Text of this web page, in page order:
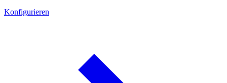
Konfigurieren